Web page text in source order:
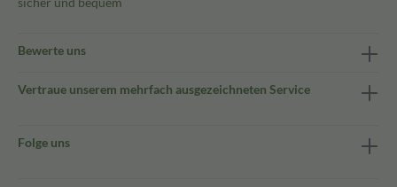
Bewerte uns
Vertraue unserem mehrfach ausgezeichneten Service
Folge uns